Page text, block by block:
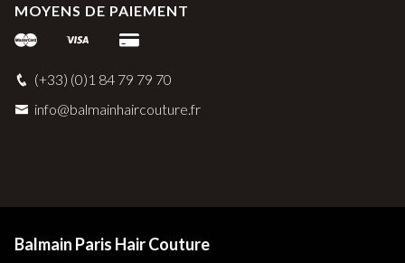
MOYENS DE PAIEMENT
(+33) (0)1 84 79 79 70
info@balmainhaircouture.fr
Balmain Paris Hair Couture